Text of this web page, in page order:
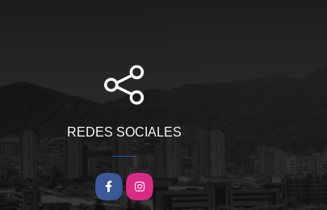
REDES SOCIALES
FacebookInstagram